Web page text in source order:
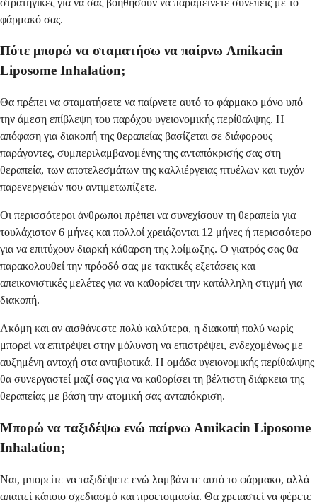
φάρμακό σας.
Πότε μπορώ να σταματήσω να παίρνω Amikacin
Liposome Inhalation;
Θα πρέπει να σταματήσετε να παίρνετε αυτό το φάρμακο μόνο υπό
την άμεση επίβλεψη του παρόχου υγειονομικής περίθαλψης. Η
απόφαση για διακοπή της θεραπείας βασίζεται σε διάφορους
παράγοντες, συμπεριλαμβανομένης της ανταπόκρισής σας στη
θεραπεία, των αποτελεσμάτων της καλλιέργειας πτυέλων και τυχόν
παρενεργειών που αντιμετωπίζετε.
Οι περισσότεροι άνθρωποι πρέπει να συνεχίσουν τη θεραπεία για
τουλάχιστον 6 μήνες και πολλοί χρειάζονται 12 μήνες ή περισσότερο
για να επιτύχουν διαρκή κάθαρση της λοίμωξης. Ο γιατρός σας θα
παρακολουθεί την πρόοδό σας με τακτικές εξετάσεις και
απεικονιστικές μελέτες για να καθορίσει την κατάλληλη στιγμή για
διακοπή.
Ακόμη και αν αισθάνεστε πολύ καλύτερα, η διακοπή πολύ νωρίς
μπορεί να επιτρέψει στην μόλυνση να επιστρέψει, ενδεχομένως με
αυξημένη αντοχή στα αντιβιοτικά. Η ομάδα υγειονομικής περίθαλψης
θα συνεργαστεί μαζί σας για να καθορίσει τη βέλτιστη διάρκεια της
θεραπείας με βάση την ατομική σας ανταπόκριση.
Μπορώ να ταξιδέψω ενώ παίρνω Amikacin Liposome
Inhalation;
Ναι, μπορείτε να ταξιδέψετε ενώ λαμβάνετε αυτό το φάρμακο, αλλά
απαιτεί κάποιο σχεδιασμό και προετοιμασία. Θα χρειαστεί να φέρετε